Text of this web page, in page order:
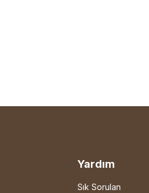
Yardım
Sık Sorulan